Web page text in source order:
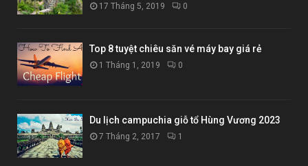
17 Tháng 5, 2019 0
Top 8 tuyệt chiêu săn vé máy bay giá rẻ
1 Tháng 1, 2019 0
Du lịch campuchia giỗ tổ Hùng Vương 2023
7 Tháng 2, 2017 1